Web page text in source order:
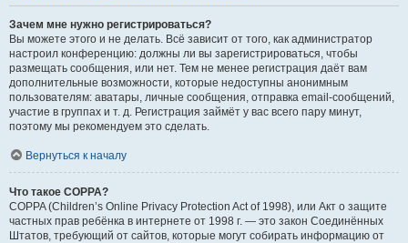
Зачем мне нужно регистрироваться?
Вы можете этого и не делать. Всё зависит от того, как администратор
настроил конференцию: должны ли вы зарегистрироваться, чтобы
размещать сообщения, или нет. Тем не менее регистрация даёт вам
дополнительные возможности, которые недоступны анонимным
пользователям: аватары, личные сообщения, отправка email-сообщений,
участие в группах и т. д. Регистрация займёт у вас всего пару минут,
поэтому мы рекомендуем это сделать.
Вернуться к началу
Что такое COPPA?
COPPA (Children’s Online Privacy Protection Act of 1998), или Акт о защите
частных прав ребёнка в интернете от 1998 г. — это закон Соединённых
Штатов, требующий от сайтов, которые могут собирать информацию от